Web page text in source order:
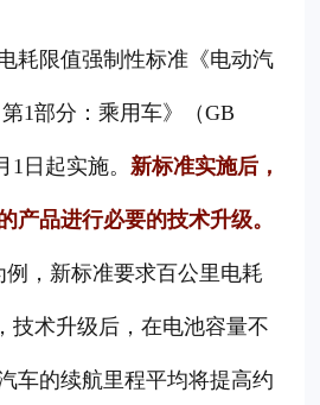
耗限值强制性标准《电动汽
1部分：乘用车》（GB
1日起实施。新标准实施后，
产品进行必要的技术升级。
，新标准要求百公里电耗
技术升级后，在电池容量不
车的续航里程平均将提高约